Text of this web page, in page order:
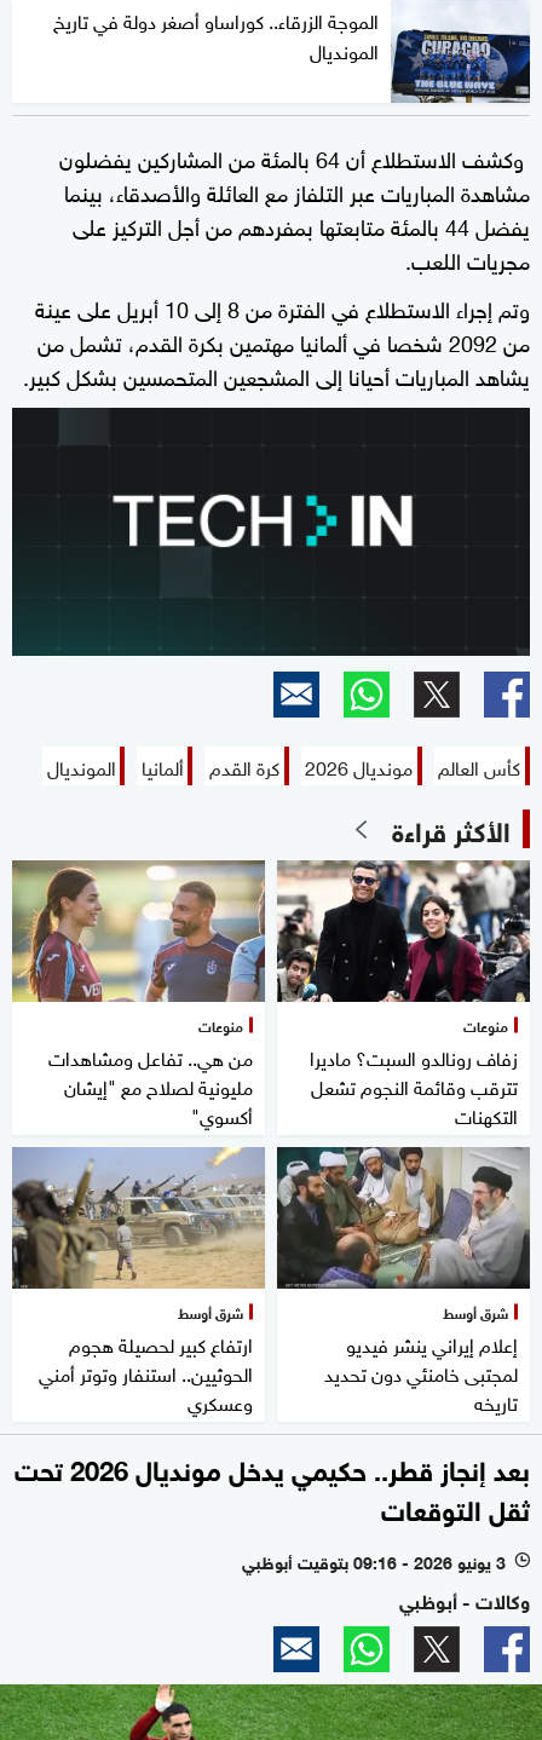
الموجة الزرقاء.. كوراساو أصغر دولة في تاريخ
المونديال
وكشف الاستطلاع أن 64 بالمئة من المشاركين يفضلون
مشاهدة المباريات عبر التلفاز مع العائلة والأصدقاء، بينما
يفضل 44 بالمئة متابعتها بمفردهم من أجل التركيز على
مجريات اللعب.
وتم إجراء الاستطلاع في الفترة من 8 إلى 10 أبريل على عينة
من 2092 شخصا في ألمانيا مهتمين بكرة القدم، تشمل من
يشاهد المباريات أحيانا إلى المشجعين المتحمسين بشكل كبير.
كأس العالم مونديال 2026 كرة القدم ألمانيا المونديال
الأكثر قراءة
منوعات
زفاف رونالدو السبت؟ ماديرا
تترقب وقائمة النجوم تشعل
التكهنات
منوعات
من هي.. تفاعل ومشاهدات
مليونية لصلاح مع "إيشان
أكسوي"
شرق أوسط
إعلام إيراني ينشر فيديو
لمجتبى خامنئي دون تحديد
تاريخه
شرق أوسط
ارتفاع كبير لحصيلة هجوم
الحوثيين.. استنفار وتوتر أمني
وعسكري
بعد إنجاز قطر.. حكيمي يدخل مونديال 2026 تحت
ثقل التوقعات
l 3 يونيو 2026 - 09:16 بتوقيت أبوظبي
وكالات - أبوظبي